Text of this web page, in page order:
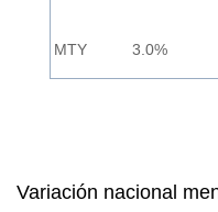
MTY 3.0%
Variación nacional